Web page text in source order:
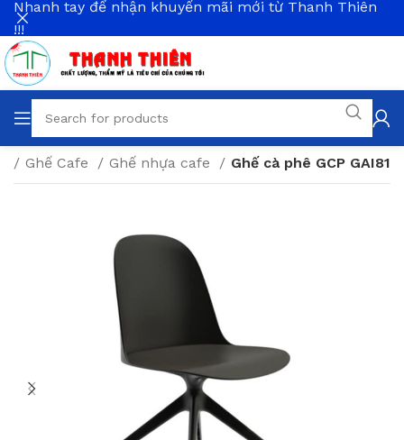
Ghế Cafe Ghế nhựa cafe Ghế cà phê GCP GAI81
Nhanh tay để nhận khuyến mãi mới từ Thanh Thiên
!!!